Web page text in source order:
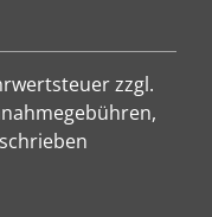
zzgl.